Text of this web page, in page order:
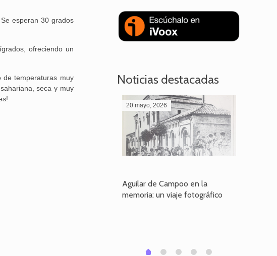
esperan 30 grados
ofreciendo un
temperaturas muy
seca y muy
Noticias destacadas
20 mayo, 2026
Aguilar de Campoo en la
memoria: un viaje fotográfico
0 1 2 3 4